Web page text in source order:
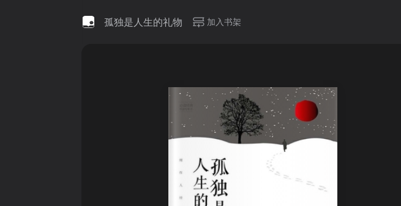
孤独是人生的礼物 加入书架